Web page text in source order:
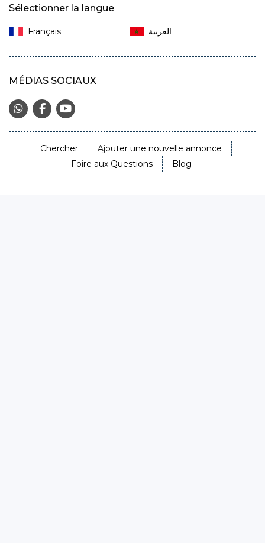
Sélectionner la langue
Français‎
MÉDIAS SOCIAUX
Chercher
Ajouter une nouvelle annonce
Foire aux Questions
Blog